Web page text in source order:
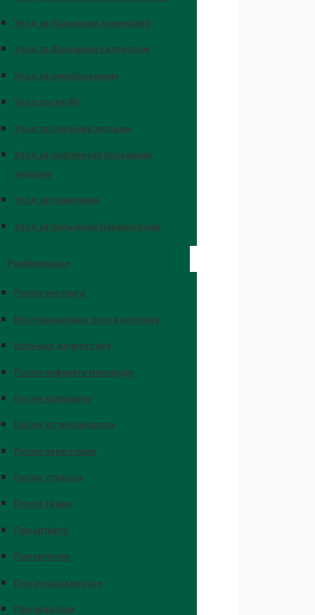
Уход за больными деменцией
Уход за больными склерозом
Уход за онкобольными
Уход после 80
Уход за слепыми людьми
Уход за психически больными
людьми
Уход за пожилыми
Уход за больными Паркинсоном
Реабилитация
После инсульта
Восстановление после инсульта
Больных депрессией
После инфаркта миокарда
После катаракты
После остеохондроза
После переломов
После стресса
После травм
При артрите
При артрозе
При атеросклерозе
При неврозах